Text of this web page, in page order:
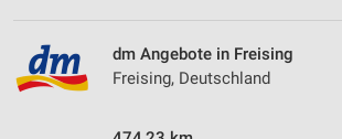
dm Angebote in Freising
Freising, Deutschland